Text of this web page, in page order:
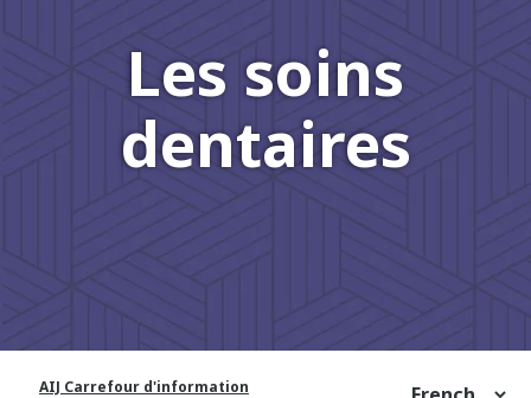
Les soins
dentaires
AIJ Carrefour d'information